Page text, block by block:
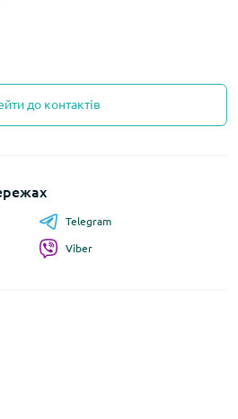
до контактів
Telegram
Viber